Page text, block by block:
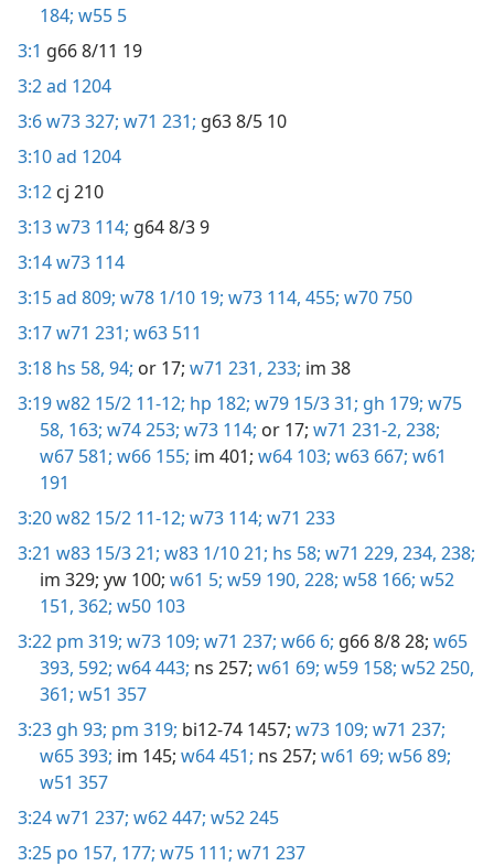
184; w55 5
3:1 g66 8/11 19
3:2ad 1204
3:6w73 327; w71 231; g63 8/5 10
3:10ad 1204
3:12 cj 210
3:13w73 114; g64 8/3 9
3:14w73 114
3:15ad 809; w78 1/10 19; w73 114, 455; w70 750
3:17w71 231; w63 511
3:18 hs 58, 94; or 17; w71 231, 233; im 38
3:19w82 15/2 11-12; hp 182; w79 15/3 31; gh 179; w75
58, 163; w74 253; w73 114; or 17; w71 231-2, 238;
w67 581; w66 155; im 401; w64 103; w63 667; w61
191
3:20w82 15/2 11-12; w73 114; w71 233
3:21 w83 15/3 21; w83 1/10 21; hs 58; w71 229, 234, 238;
im 329; yw 100; w61 5; w59 190, 228; w58 166; w52
151, 362; w50 103
3:22 pm 319; w73 109; w71 237; w66 6; g66 8/8 28; w65
393, 592; w64 443; ns 257; w61 69; w59 158; w52 250,
361; w51 357
3:23 gh 93; pm 319; bi12-74 1457; w73 109; w71 237;
w65 393; im 145; w64 451; ns 257; w61 69; w56 89;
w51 357
3:24w71 237; w62 447; w52 245
3:25 po 157, 177; w75 111; w71 237